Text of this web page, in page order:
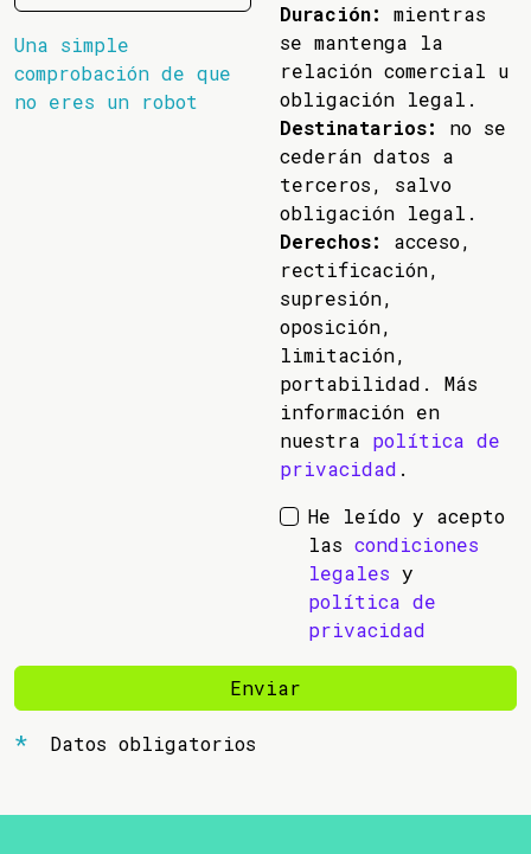
Una simple
comprobación de que
no eres un robot
Duración:
mientras
se mantenga la
relación comercial u
obligación legal.
Destinatarios:
no se
cederán datos a
terceros, salvo
obligación legal.
Derechos:
acceso,
rectificación,
supresión,
oposición,
limitación,
portabilidad. Más
información en
nuestra política de
privacidad .
He leído y acepto
las condiciones
legales y
política de
privacidad
Enviar
Datos obligatorios